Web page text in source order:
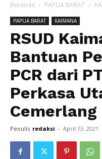
Beranda PAPUA BARAT
PAPUA BARAT KAIMANA
RSUD
Bantuan
PCR dari
Perkasa
Cemerlang
Penulis redaksi - April 13, 2021